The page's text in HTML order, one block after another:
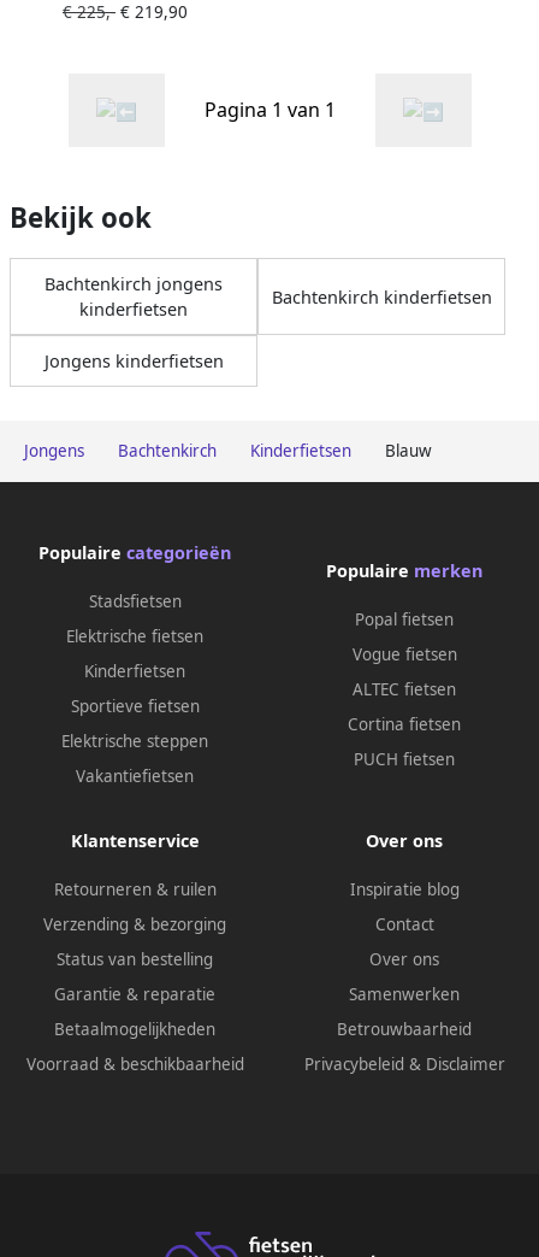
Jongens Bachtenkirch Kinderfietsen Blauw
violet
€ 225,- € 219,90
Pagina 1 van 1
Bekijk ook
Bachtenkirch jongens
kinderfietsen
Bachtenkirch kinderfietsen
Jongens kinderfietsen
Populaire categorieën
Stadsfietsen
Elektrische fietsen
Kinderfietsen
Sportieve fietsen
Elektrische steppen
Vakantiefietsen
Populaire merken
Popal fietsen
Vogue fietsen
ALTEC fietsen
Cortina fietsen
PUCH fietsen
Klantenservice
Retourneren & ruilen
Verzending & bezorging
Status van bestelling
Garantie & reparatie
Betaalmogelijkheden
Voorraad & beschikbaarheid
Over ons
Inspiratie blog
Contact
Over ons
Samenwerken
Betrouwbaarheid
Privacybeleid & Disclaimer